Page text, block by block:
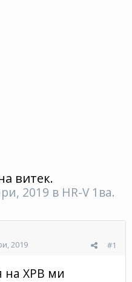
витек.
2019 в HR-V 1ва.
#1
2019
на ХРВ ми